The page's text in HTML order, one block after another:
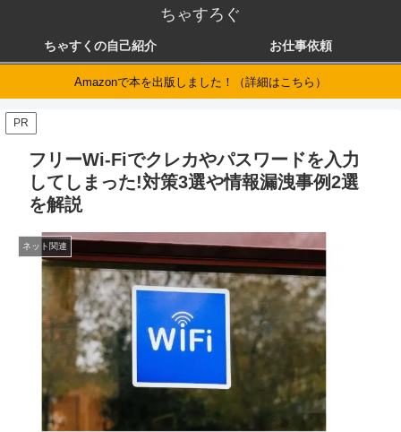
ちゃすろぐ
ちゃすくの自己紹介 お仕事依頼
Amazonで本を出版しました！（詳細はこちら）
PR
フリーWi-Fiでクレカやパスワードを入力
してしまった!対策3選や情報漏洩事例2選
を解説
ネット関連